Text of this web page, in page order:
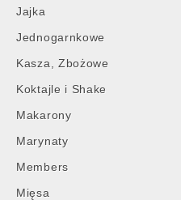
Jajka
Jednogarnkowe
Kasza, Zbożowe
Koktajle i Shake
Makarony
Marynaty
Members
Mięsa